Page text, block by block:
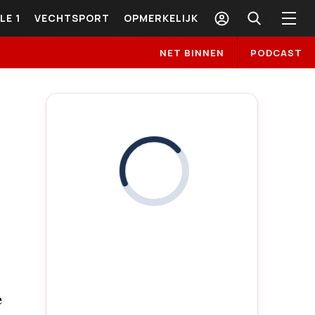
1 VECHTSPORT OPMERKELIJK
NET BINNEN PODCAST